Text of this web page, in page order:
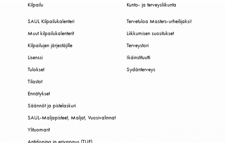
Kilpailu
SAUL Kilpailukalenteri
Muut kilpailukalenterit
Kilpailujen järjestäjille
Lisenssi
Tulokset
Tilastot
Ennätykset
Säännöt ja pistelaskuri
SAUL-Maljapisteet, Maljat, Vuosivalinnat
Ylituomarit
Antidoping ja erivapaus (TUE)
Kunto- ja terveysliikunta
Tervetuloa Masters-urheilijaksi!
Liikkumisen suositukset
Terveystori
Ikäinstituutti
Sydänterveys